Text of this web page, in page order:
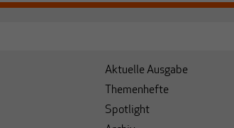
Aktuelle Ausgabe
Themenhefte
Spotlight